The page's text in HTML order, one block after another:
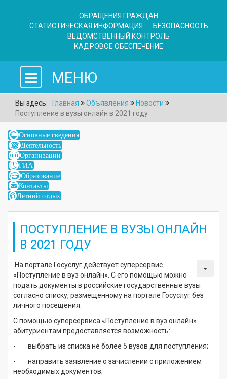
ОБРАЩЕНИЯ ГРАЖДАН
СТАТИСТИЧЕСКАЯ ИНФОРМАЦИЯ
БЕЗОПАСНОСТЬ
ВЕДОМСТВЕННЫЙ КОНТРОЛЬ
КАДРОВОЕ ОБЕСПЕЧЕНИЕ
МЕНЮ
Вы здесь: Главная Объявления
Новости
Поступление в вузы онлайн в 2021 году
Основные сведения
Деятельность
Организации
ГИА
Образование
Контакты
Летний отдых
ПОСТУПЛЕНИЕ В ВУЗЫ ОНЛАЙН
В 2021 ГОДУ
На портале Госуслуг действует суперсервис
«Поступление в вуз онлайн». С его помощью можно
подать документы в российские государственные вузы
согласно списку, размещенному на портале Госуслуг без
личного посещения.
С помощью суперсервиса «Поступление в вуз онлайн»
абитуриентам предоставляется возможность:
- выбрать из списка не более 5 вузов для поступления;
- направить заявление о зачислении с приложением
необходимых документов;